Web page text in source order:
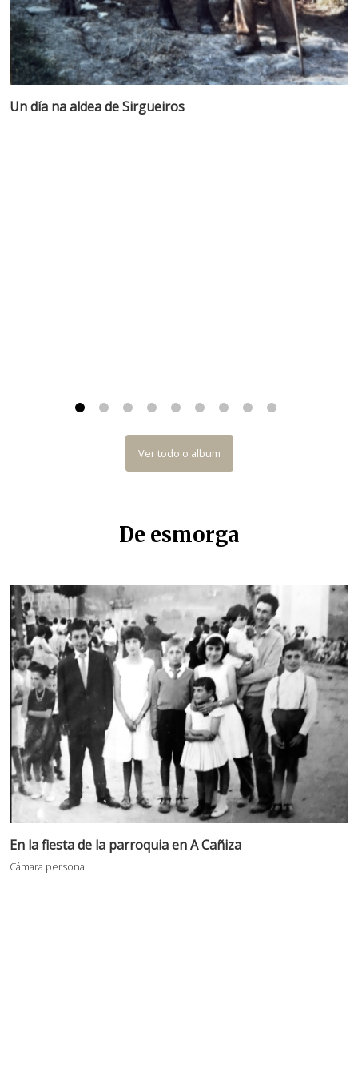
Un día na aldea de Sirgueiros
Ver todo o album
De esmorga
En la fiesta de la parroquia en A Cañiza
Cámara personal